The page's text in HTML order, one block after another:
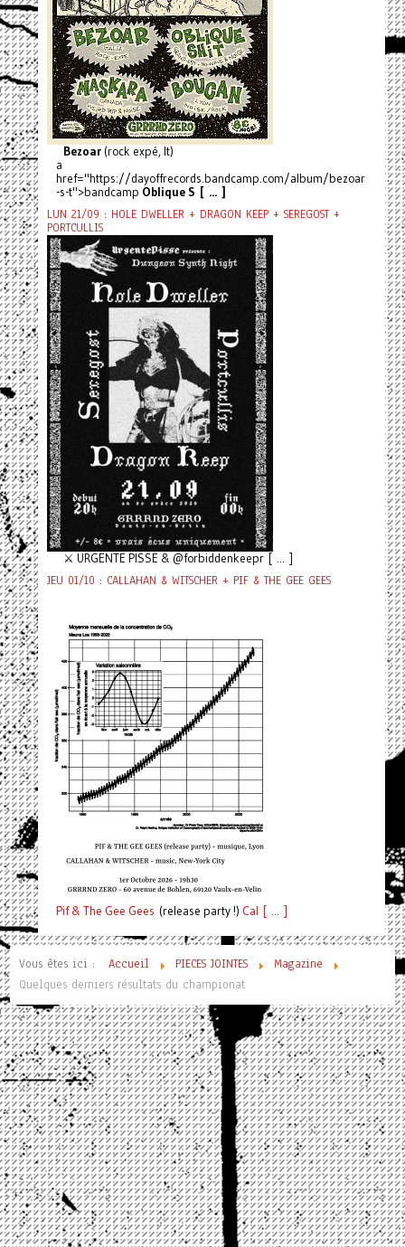
Bezoar(rock expé, It)
a
href="https://dayoffrecords.bandcamp.com/album/bezoar
-s-t">bandcamp Oblique S [ ... ]
LUN 21/09 : HOLE DWELLER + DRAGON KEEP + SEREGOST +
PORTCULLIS
⚔️ URGENTE PISSE & @forbiddenkeepr [ ... ]
JEU 01/10 : CALLAHAN & WITSCHER + PIF & THE GEE GEES
Pif& The Gee Gees (release party !) Cal [ ... ]
Vous êtes ici : Accueil PIECES JOINTES
Magazine
Quelques derniers résultats du championat